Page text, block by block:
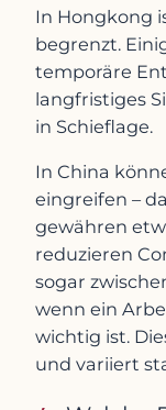
In Hongkong
begrenzt.
temporäre
langfristiges
in Schieflage.
In China
eingreifen –
gewähren
reduzieren
sogar
wenn ein
wichtig ist.
und variiert